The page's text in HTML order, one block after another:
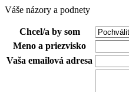
Váše názory a podnety
Chcel/a by som
Meno a priezvisko
Vaša emailová adresa